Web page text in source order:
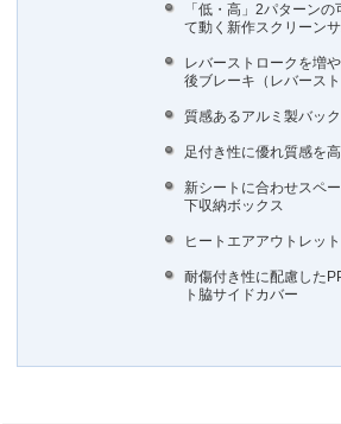
「低・高」2パターン
て動く新作スクリーンサ
レバーストロークを増
後ブレーキ（レバース
質感あるアルミ製バック
足付き性に優れ質感を
新シートに合わせスペ
下収納ボックス
ヒートエアアウトレット
耐傷付き性に配慮した
ト脇サイドカバー